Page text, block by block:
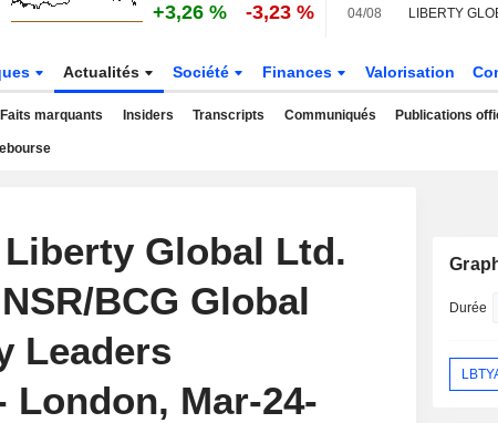
+3,26 % -3,23 % 04/08
Actualités Société Finances Valorisation
Faits marquants Insiders Transcripts Communiqués Publications
Global Ltd.
BCG Global
Leaders
London, Mar-24-
Durée